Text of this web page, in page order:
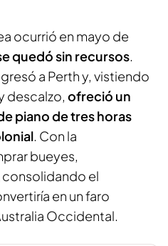
ocurrió en mayo de
quedó sin recursos.
a Perth y, vistiendo
descalzo, ofreció un
piano de tres horas
. Con la
bueyes,
consolidando el
en un faro
Occidental.